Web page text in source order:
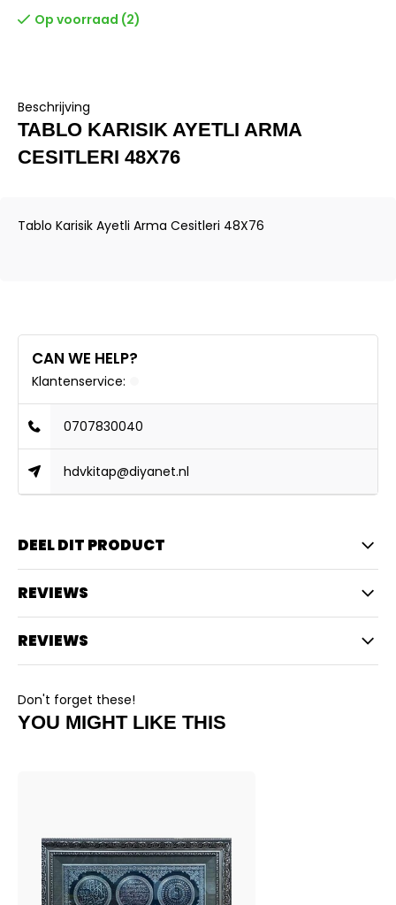
Op voorraad (2)
Beschrijving
TABLO KARISIK AYETLI ARMA
CESITLERI 48X76
Tablo Karisik Ayetli Arma Cesitleri 48X76
CAN WE HELP?
Klantenservice:
0707830040
hdvkitap@diyanet.nl
DEEL DIT PRODUCT
REVIEWS
REVIEWS
Don't forget these!
YOU MIGHT LIKE THIS